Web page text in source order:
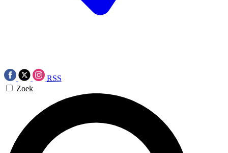
RSS
Zoek